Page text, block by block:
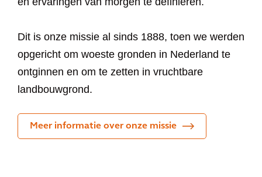
Dit is onze missie al sinds 1888, toen we werden
opgericht om woeste gronden in Nederland te
ontginnen en om te zetten in vruchtbare
landbouwgrond.
Meer informatie over onze missie